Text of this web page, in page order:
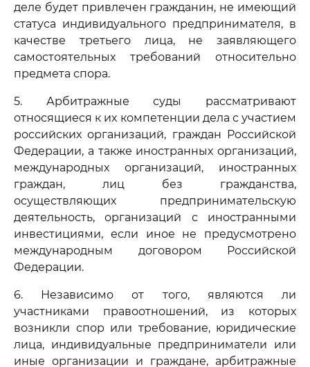
деле будет привлечен гражданин, не имеющий
статуса индивидуального предпринимателя, в
качестве третьего лица, не заявляющего
самостоятельных требований относительно
предмета спора.
5. Арбитражные суды рассматривают
относящиеся к их компетенции дела с участием
российских организаций, граждан Российской
Федерации, а также иностранных организаций,
международных организаций, иностранных
граждан, лиц без гражданства,
осуществляющих предпринимательскую
деятельность, организаций с иностранными
инвестициями, если иное не предусмотрено
международным договором Российской
Федерации.
6. Независимо от того, являются ли
участниками правоотношений, из которых
возникли спор или требование, юридические
лица, индивидуальные предприниматели или
иные организации и граждане, арбитражные